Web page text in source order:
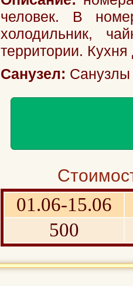
человек. В
холодильник,
территории.
Санузел:
01.06-15.06
500